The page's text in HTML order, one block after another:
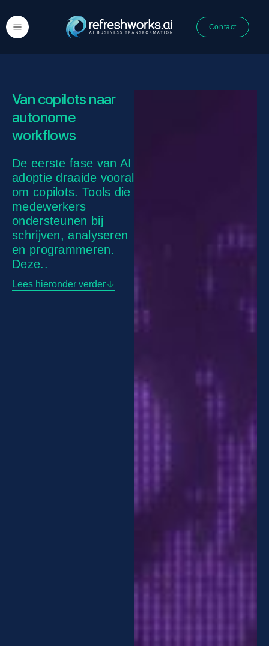
Contact
Van copilots naar
autonome
workflows
De eerste fase van AI
adoptie draaide vooral
om copilots. Tools die
medewerkers
ondersteunen bij
schrijven, analyseren
en programmeren.
Deze..
Lees hieronder verder